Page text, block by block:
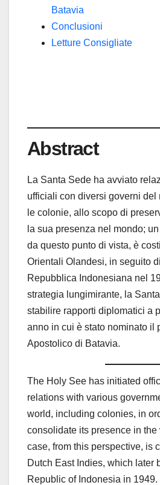
Batavia
Conclusioni
Letture Consigliate
Abstract
La Santa Sede ha avviato
ufficiali con diversi governi del
le colonie, allo scopo di
la sua presenza nel mondo;
da questo punto di vista, è
Orientali Olandesi, in seguito
Repubblica Indonesiana nel
strategia lungimirante, la
stabilire rapporti diplomatici a
anno in cui è stato nominato il
Apostolico di Batavia.
The Holy See has initiated
relations with various
world, including colonies, in
consolidate its presence in
case, from this perspective, is
Dutch East Indies, which later
Republic of Indonesia in